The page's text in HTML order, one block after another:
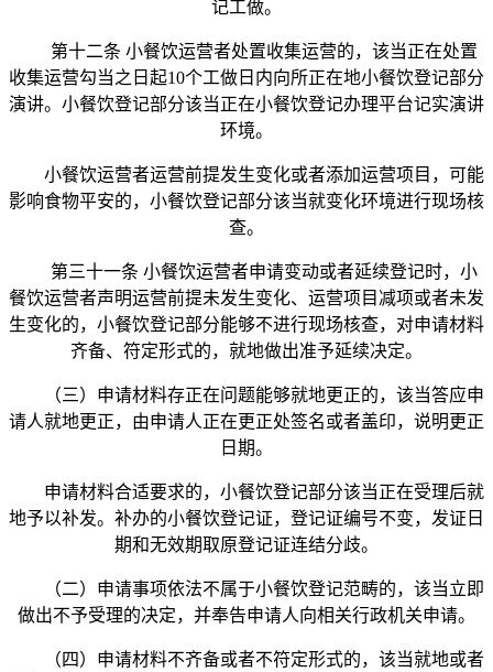
记工做。
第十二条 小餐饮运营者处置收集运营的，该当正在处置
收集运营勾当之日起10个工做日内向所正在地小餐饮登记部分
演讲。小餐饮登记部分该当正在小餐饮登记办理平台记实演讲
环境。
小餐饮运营者运营前提发生变化或者添加运营项目，可能
影响食物平安的，小餐饮登记部分该当就变化环境进行现场核
查。
第三十一条 小餐饮运营者申请变动或者延续登记时，小
餐饮运营者声明运营前提未发生变化、运营项目减项或者未发
生变化的，小餐饮登记部分能够不进行现场核查，对申请材料
齐备、符定形式的，就地做出准予延续决定。
（三）申请材料存正在问题能够就地更正的，该当答应申
请人就地更正，由申请人正在更正处签名或者盖印，说明更正
日期。
申请材料合适要求的，小餐饮登记部分该当正在受理后就
地予以补发。补办的小餐饮登记证，登记证编号不变，发证日
期和无效期取原登记证连结分歧。
（二）申请事项依法不属于小餐饮登记范畴的，该当立即
做出不予受理的决定，并奉告申请人向相关行政机关申请。
（四）申请材料不齐备或者不符定形式的，该当就地或者